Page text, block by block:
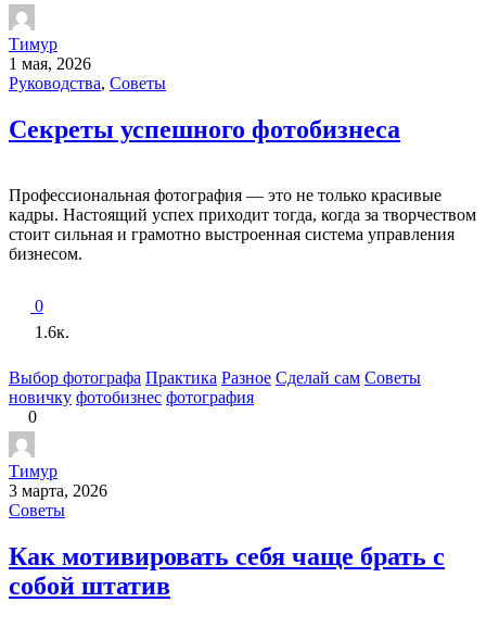
Тимур
1 мая, 2026
Руководства, Советы
Секреты успешного фотобизнеса
Профессиональная фотография — это не только красивые
кадры. Настоящий успех приходит тогда, когда за творчеством
стоит сильная и грамотно выстроенная система управления
бизнесом.
0
1.6к.
Выбор фотографа Практика Разное Сделай сам Советы
новичку фотобизнес фотография
0
Тимур
3 марта, 2026
Советы
Как мотивировать себя чаще брать с
собой штатив